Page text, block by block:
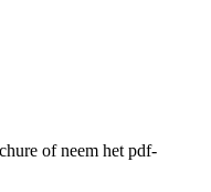
of neem het pdf-